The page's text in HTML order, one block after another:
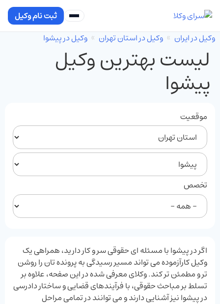
ثبت نام وکیل
وکیل در ایران
وکیل در استان تهران وکیل در پیشوا
لیست بهترین وکیل
پیشوا
موقعیت
تخصص
اگر در پیشوا با مسئله‌ ای حقوقی سر و کار دارید، همراهی یک
وکیل کارآزموده می ‌تواند مسیر رسیدگی به پرونده ‌تان را روشن‌
تر و مطمئن‌ تر کند. وکلای معرفی ‌شده در این صفحه، علاوه بر
تسلط بر مباحث حقوقی، با فرآیندهای قضایی و ساختار دادرسی
در پیشوا نیز آشنایی دارند و می ‌توانند در تمامی مراحل